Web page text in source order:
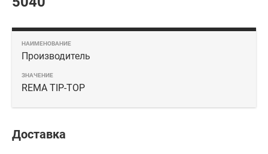
Производитель
REMA TIP-TOP
Доставка